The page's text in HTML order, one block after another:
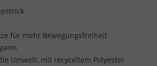
für mehr Bewegungsfreiheit
Umwelt: mit recyceltem Polyester